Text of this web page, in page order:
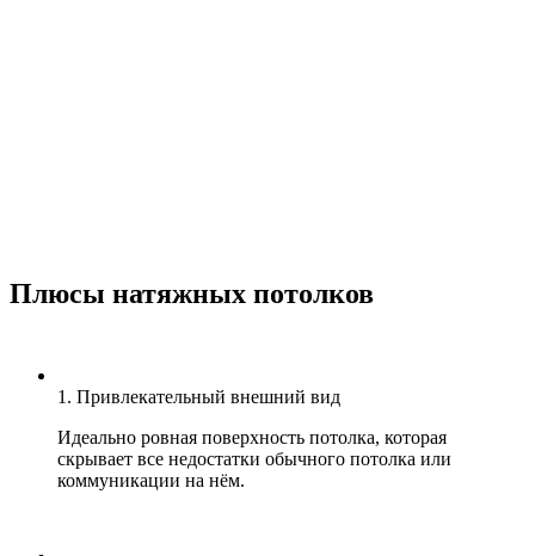
Плюсы натяжных потолков
1. Привлекательный внешний вид
Идеально ровная поверхность потолка, которая
скрывает все недостатки обычного потолка или
коммуникации на нём.